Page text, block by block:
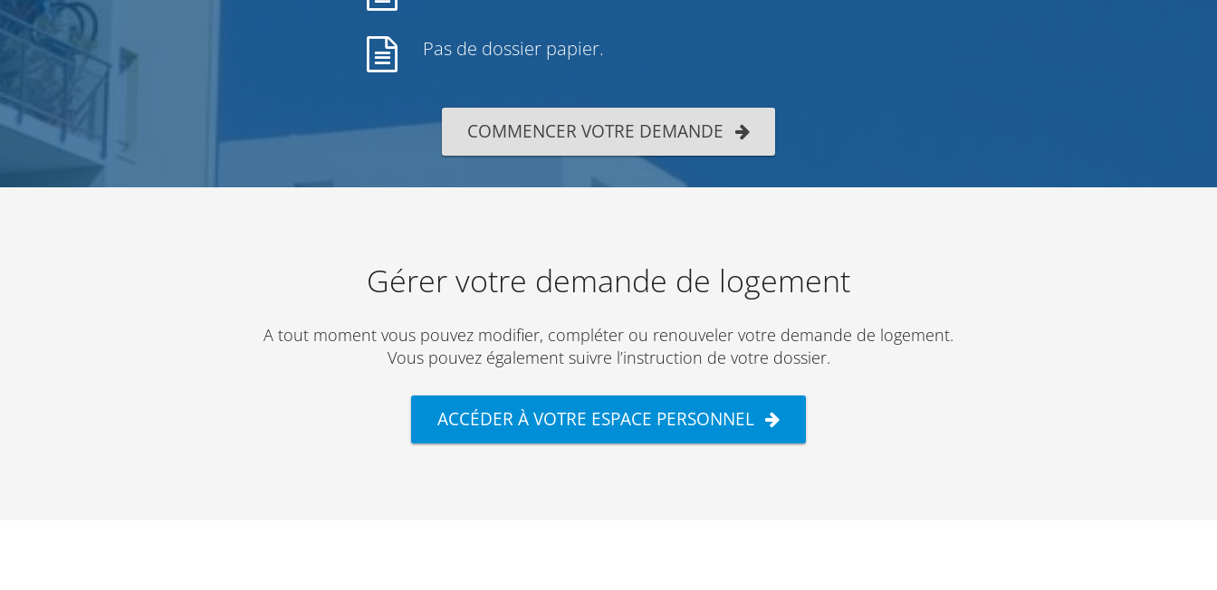
Pas de dossier papier.
COMMENCER VOTRE DEMANDE
Gérer votre demande de logement
A tout moment vous pouvez modifier, compléter ou renouveler votre demande de logement.
Vous pouvez également suivre l’instruction de votre dossier.
ACCÉDER À VOTRE ESPACE PERSONNEL